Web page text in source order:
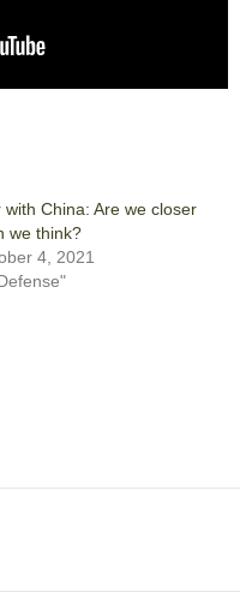
with China: Are we closer
we think?
4, 2021